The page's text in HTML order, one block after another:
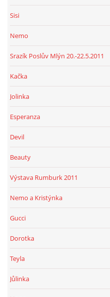
Sisi
Nemo
Srazík Poslův Mlýn 20.-22.5.2011
Kačka
Jolinka
Esperanza
Devil
Beauty
Výstava Rumburk 2011
Nemo a Kristýnka
Gucci
Dorotka
Teyla
Jůlinka